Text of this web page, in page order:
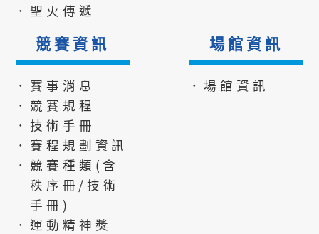
．聖火傳遞
競賽資訊
．賽事消息
．競賽規程
．技術手冊
．賽程規劃資訊
．競賽種類(含
秩序冊/技術
手冊)
．運動精神獎
場館資訊
．場館資訊